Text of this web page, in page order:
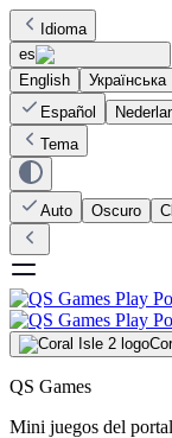
Idioma
es
English
Українська
Español
Tema
Auto Oscuro
QS Games
Mini juegos del portal